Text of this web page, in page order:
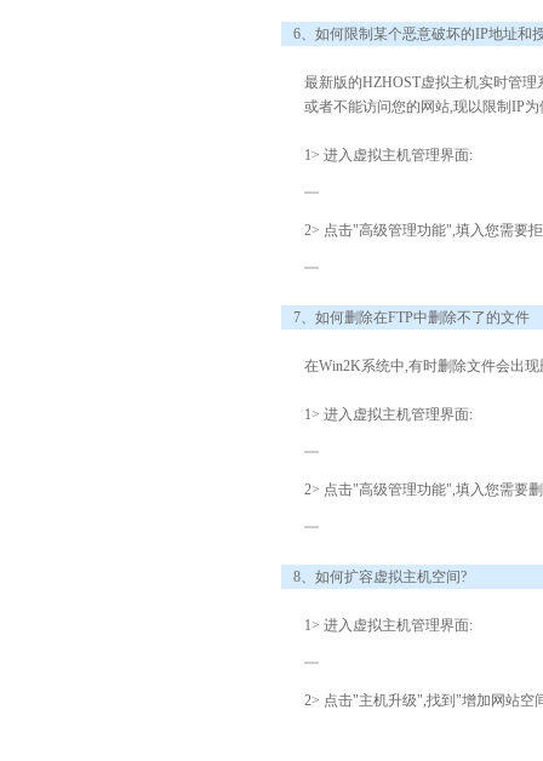
6、如何限制某个恶意破坏的IP地址和
最新版的HZHOST虚拟主机实时管
或者不能访问您的网站,现以限制IP为
1> 进入虚拟主机管理界面:
2> 点击"高级管理功能",填入您需要
7、如何删除在FTP中删除不了的文件
在Win2K系统中,有时删除文件会出
1> 进入虚拟主机管理界面:
2> 点击"高级管理功能",填入您需要
8、如何扩容虚拟主机空间?
1> 进入虚拟主机管理界面:
2> 点击"主机升级",找到"增加网站空